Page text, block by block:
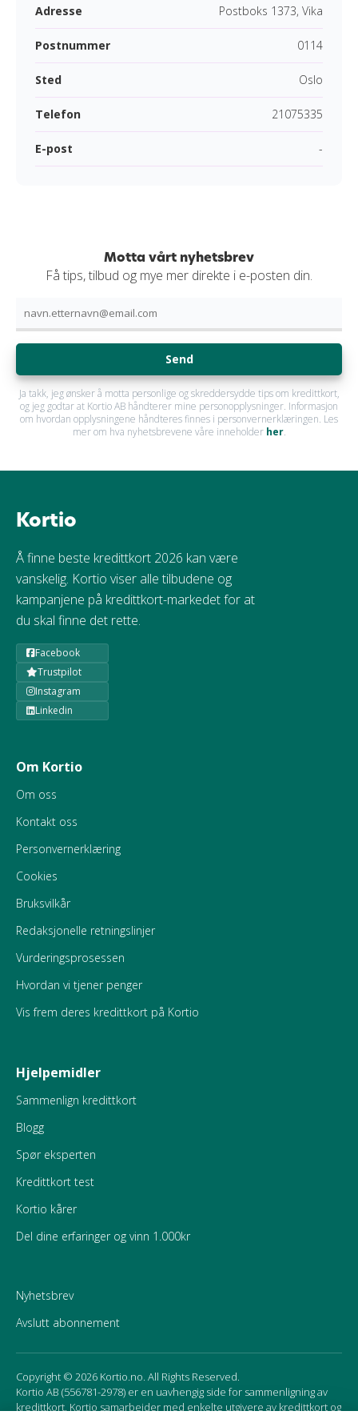
Adresse Postboks 1373, Vika
Postnummer 0114
Sted Oslo
Telefon 21075335
E-post -
Motta vårt nyhetsbrev
Få tips, tilbud og mye mer direkte i e-posten din.
Send
Ja takk, jeg ønsker å motta personlige og skreddersydde tips om kredittkort,
og jeg godtar at Kortio AB håndterer mine personopplysninger. Informasjon
om hvordan opplysningene håndteres finnes i personvernerklæringen. Les
mer om hva nyhetsbrevene våre inneholder her.
Kortio
Å finne beste kredittkort 2026 kan være
vanskelig. Kortio viser alle tilbudene og
kampanjene på kredittkort-markedet for at
du skal finne det rette.
Facebook
Trustpilot
Instagram
Linkedin
Om Kortio
Om oss
Kontakt oss
Personvernerklæring
Cookies
Bruksvilkår
Redaksjonelle retningslinjer
Vurderingsprosessen
Hvordan vi tjener penger
Vis frem deres kredittkort på Kortio
Hjelpemidler
Sammenlign kredittkort
Blogg
Spør eksperten
Kredittkort test
Kortio kårer
Del dine erfaringer og vinn 1.000kr
Nyhetsbrev
Avslutt abonnement
Copyright © 2026 Kortio.no. All Rights Reserved.
Kortio AB (556781-2978) er en uavhengig side for sammenligning av
kredittkort. Kortio samarbeider med enkelte utgivere av kredittkort og